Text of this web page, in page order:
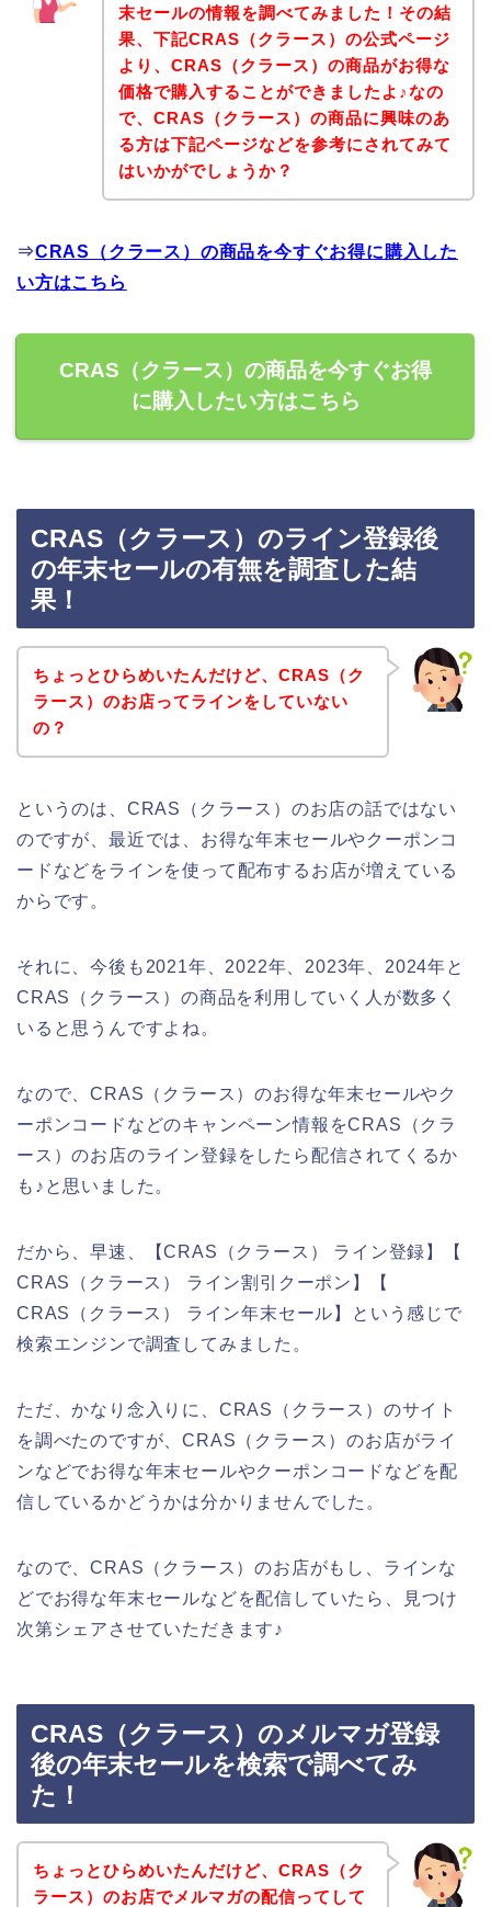
末セールの情報を調べてみました！その結
果、下記CRAS（クラース）の公式ページ
より、CRAS（クラース）の商品がお得な
価格で購入することができましたよ♪なの
で、CRAS（クラース）の商品に興味のあ
る方は下記ページなどを参考にされてみて
はいかがでしょうか？
⇒CRAS（クラース）の商品を今すぐお得に購入した
い方はこちら
CRAS（クラース）の商品を今すぐお得
に購入したい方はこちら
CRAS（クラース）のライン登録後
の年末セールの有無を調査した結
果！
ちょっとひらめいたんだけど、CRAS（ク
ラース）のお店ってラインをしていない
の？
というのは、CRAS（クラース）のお店の話ではない
のですが、最近では、お得な年末セールやクーポンコ
ードなどをラインを使って配布するお店が増えている
からです。
それに、今後も2021年、2022年、2023年、2024年と
CRAS（クラース）の商品を利用していく人が数多く
いると思うんですよね。
なので、CRAS（クラース）のお得な年末セールやク
ーポンコードなどのキャンペーン情報をCRAS（クラ
ース）のお店のライン登録をしたら配信されてくるか
も♪と思いました。
だから、早速、【CRAS（クラース） ライン登録】【
CRAS（クラース） ライン割引クーポン】【
CRAS（クラース） ライン年末セール】という感じで
検索エンジンで調査してみました。
ただ、かなり念入りに、CRAS（クラース）のサイト
を調べたのですが、CRAS（クラース）のお店がライ
ンなどでお得な年末セールやクーポンコードなどを配
信しているかどうかは分かりませんでした。
なので、CRAS（クラース）のお店がもし、ラインな
どでお得な年末セールなどを配信していたら、見つけ
次第シェアさせていただきます♪
CRAS（クラース）のメルマガ登録
後の年末セールを検索で調べてみ
た！
ちょっとひらめいたんだけど、CRAS（ク
ラース）のお店でメルマガの配信ってして